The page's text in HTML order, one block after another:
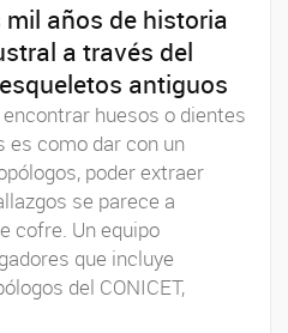
años de historia
a través del
antiguos
huesos o dientes
es como dar con un
poder extraer
se parece a
cofre. Un equipo
que incluye
del CONICET,